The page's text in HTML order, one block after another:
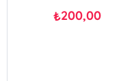
₺200,00